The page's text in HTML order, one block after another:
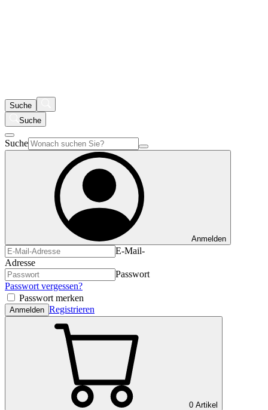
Suche
Suche
Suche
Anmelden
E-Mail-
Adresse
Passwort
Passwort vergessen?
Passwort merken
Anmelden Registrieren
0 Artikel